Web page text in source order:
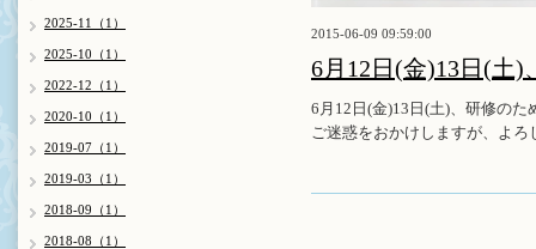
2015-06-09 09:59:00
6月12日(金)13日(土
6月12日(金)13日(土)、研修のた
ご迷惑をおかけしますが、よろ
2025-11（1）
2025-10（1）
2022-12（1）
2020-10（1）
2019-07（1）
2019-03（1）
2018-09（1）
2018-08（1）